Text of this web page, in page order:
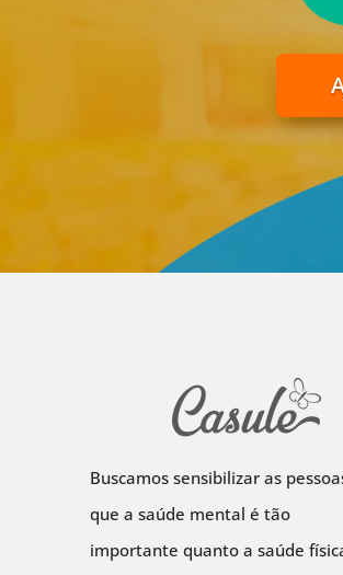
Buscamos sensibilizar as
que a saúde mental é tão
importante quanto a saúde